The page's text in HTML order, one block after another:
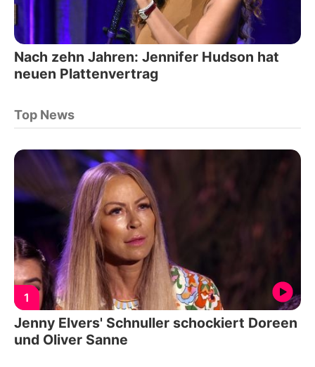
Nach zehn Jahren: Jennifer Hudson hat
neuen Plattenvertrag
Top News
1
Jenny Elvers' Schnuller schockiert Doreen
und Oliver Sanne